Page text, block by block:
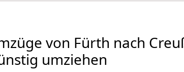
von Fürth nach
umziehen